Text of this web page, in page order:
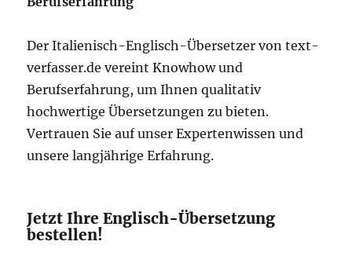
Der Italienisch-Englisch-Übersetzer von text-
verfasser.de vereint Knowhow und
Berufserfahrung, um Ihnen qualitativ
hochwertige Übersetzungen zu bieten.
Vertrauen Sie auf unser Expertenwissen und
unsere langjährige Erfahrung.
Jetzt Ihre Englisch-Übersetzung
bestellen!